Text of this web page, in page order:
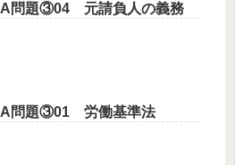
A問題③04 元請負人の義務
A問題③01 労働基準法